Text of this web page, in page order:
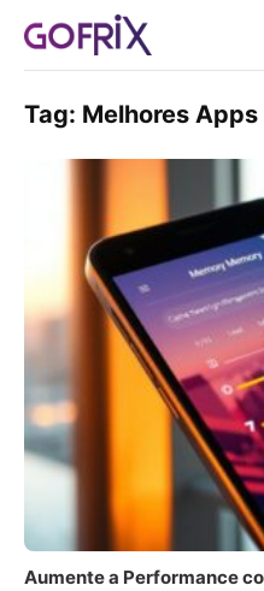
Tag: Melhores
Aumente a Performance